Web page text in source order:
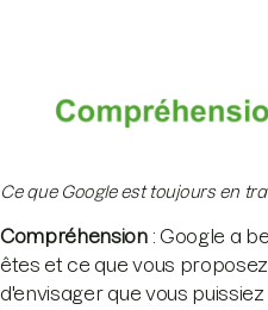
Ce que Google est toujours en
Compréhension: Google a
êtes et ce que vous
d'envisager que vous